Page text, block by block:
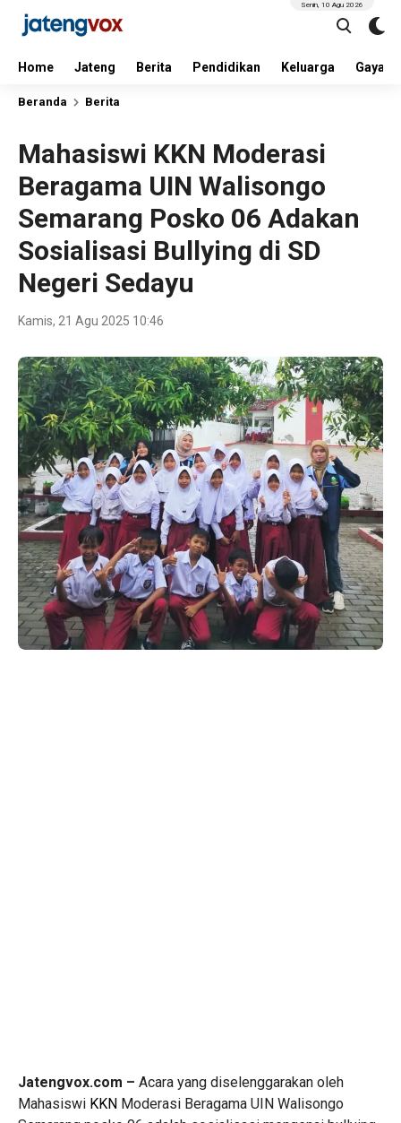
Home Jateng Berita Pendidikan Keluarga Gaya
Senin, 10 Agu 2026
Beranda Berita
Mahasiswi KKN Moderasi
Beragama UIN Walisongo
Semarang Posko 06 Adakan
Sosialisasi Bullying di SD
Negeri Sedayu
Kamis, 21 Agu 2025 10:46
Jatengvox.com – Acara yang diselenggarakan oleh
Mahasiswi KKN Moderasi Beragama UIN Walisongo